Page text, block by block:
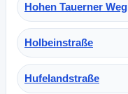
Hohen Tauerner Weg
Holbeinstraße
Hufelandstraße